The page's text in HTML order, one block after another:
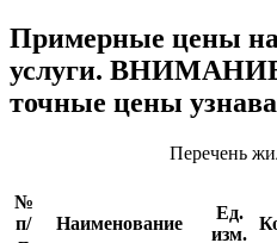
Примерные цены
услуги.
точные цены
Перечень
№
п/
Наименование
Ед.
изм.